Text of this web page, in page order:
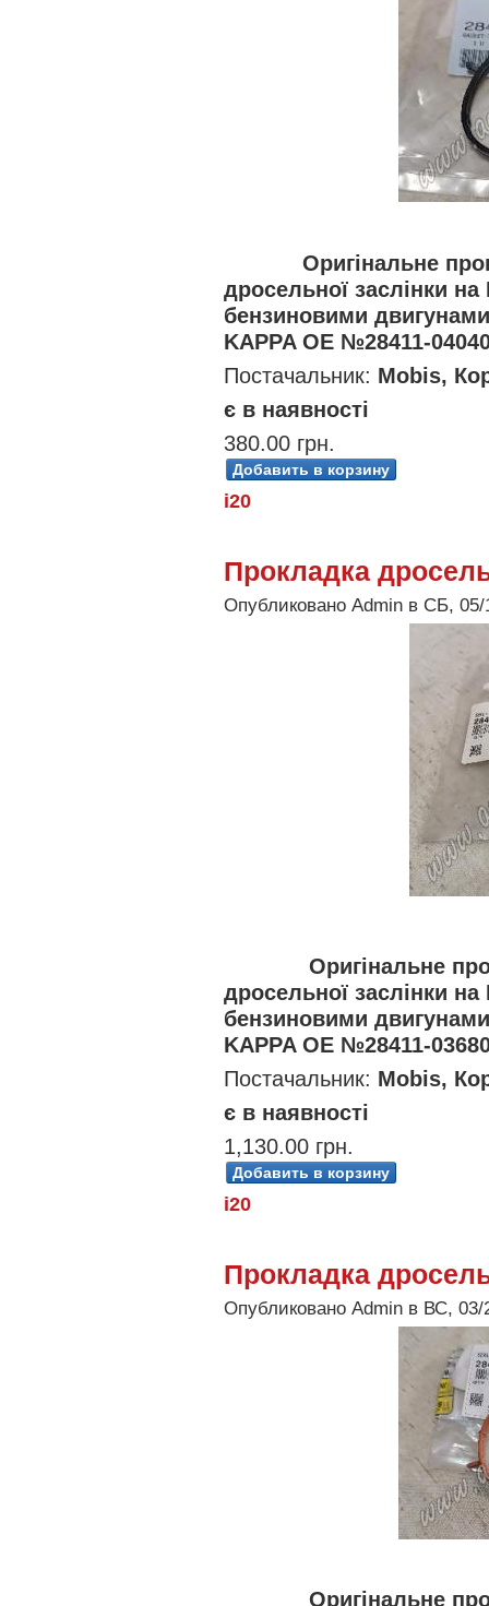
Оригінальне
дросельної заслінки
бензиновими
KAPPA OE №28411-
Постачальник: Mobis,
є в наявності
380.00 грн.
i20
Прокладка
Опубликовано Admin в СБ, 05/
Оригінальне
дросельної заслінки
бензиновими
KAPPA OE №28411-
Постачальник: Mobis,
є в наявності
1,130.00 грн.
i20
Прокладка
Опубликовано Admin в ВС, 03/
Оригінальне